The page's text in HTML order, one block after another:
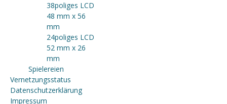
38poliges LCD
48 mm x 56
mm
24poliges LCD
52 mm x 26
mm
Spielereien
Vernetzungsstatus
Datenschutzerklärung
Impressum